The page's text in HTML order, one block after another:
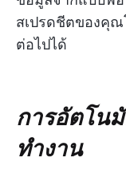
สเปรดชีตของคุณ
ต่อไปได้
การอัตโน
ทำงาน